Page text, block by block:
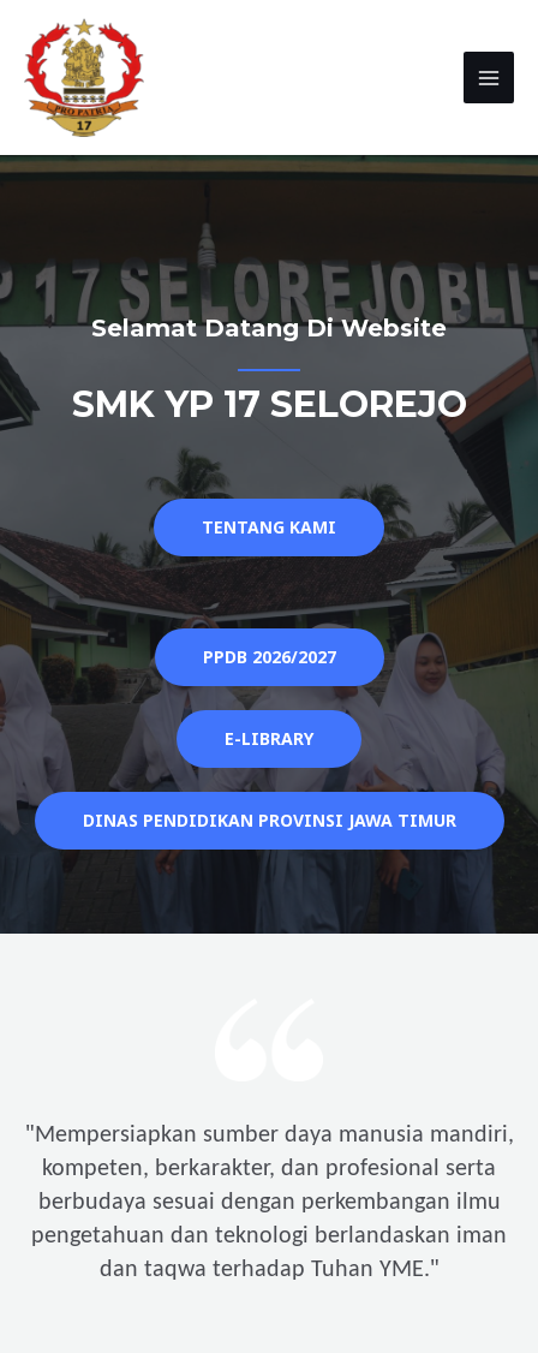
Selamat Datang Di Website
SMK YP 17 SELOREJO
TENTANG KAMI
PPDB 2026/2027
E-LIBRARY
DINAS PENDIDIKAN PROVINSI JAWA TIMUR
"Mempersiapkan sumber daya manusia mandiri,
kompeten, berkarakter, dan profesional serta
berbudaya sesuai dengan perkembangan ilmu
pengetahuan dan teknologi berlandaskan iman
dan taqwa terhadap Tuhan YME."